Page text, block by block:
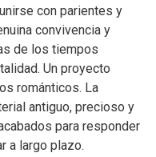
con parientes y
convivencia y
de los tiempos
Un proyecto
románticos. La
antiguo, precioso y
para responder
a largo plazo.